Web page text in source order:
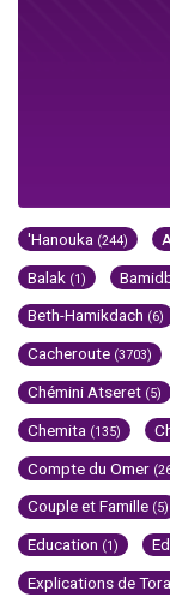
'Hanouka (244)
Balak (1)
Beth-Hamikdach (6)
Cacheroute (3703)
Chémini Atseret (5)
Chemita (135)
Compte du Omer
Couple et Famille (5)
Education (1)
Explications de